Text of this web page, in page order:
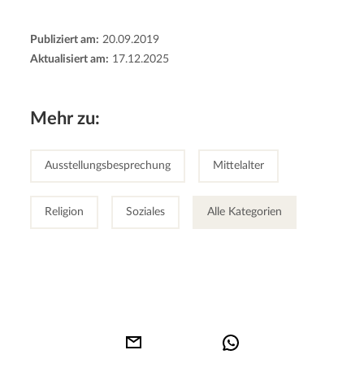
Publiziert am: 20.09.2019
Aktualisiert am: 17.12.2025
Mehr zu:
Ausstellungsbesprechung Mittelalter
Religion Soziales Alle Kategorien